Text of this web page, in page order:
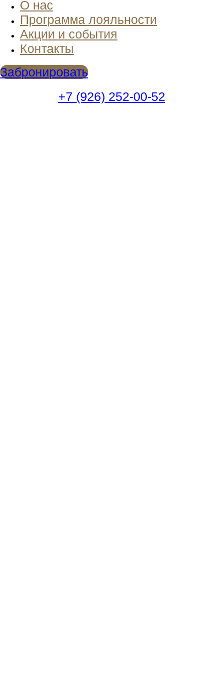
О нас
Программа лояльности
Акции и события
Контакты
Забронировать
+7 (926) 252-00-52